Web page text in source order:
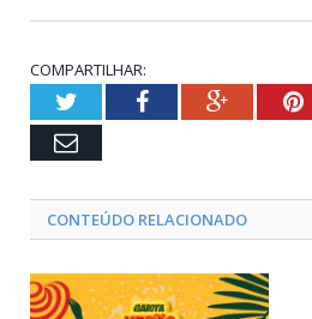
COMPARTILHAR:
TwitterFacebookGoogle+
Email
CONTEÚDO RELACIONADO